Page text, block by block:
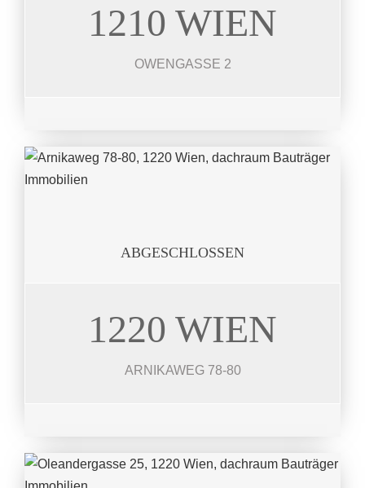
1210 WIEN
OWENGASSE 2
OWENG.
ABGESCHLOSSEN
1220 WIEN
ARNIKAWEG 78-80
ARNIKAWEG